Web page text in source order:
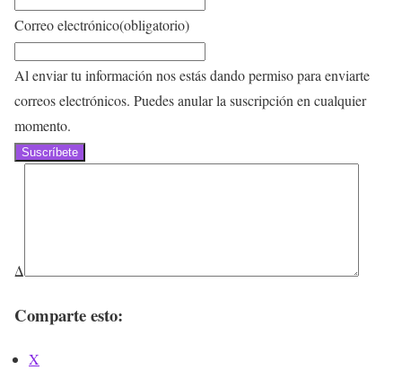
Correo electrónico(obligatorio)
Al enviar tu información nos estás dando permiso para enviarte
correos electrónicos. Puedes anular la suscripción en cualquier
momento.
Suscríbete
Δ
Comparte esto:
X